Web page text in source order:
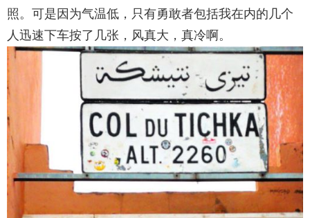
照。可是因为气温低，只有勇敢者包括我在内的几个
人迅速下车按了几张，风真大，真冷啊。